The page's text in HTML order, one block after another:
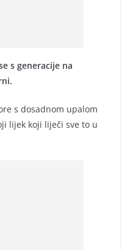
s generacije na
s dosadnom upalom
lijek koji liječi sve to u